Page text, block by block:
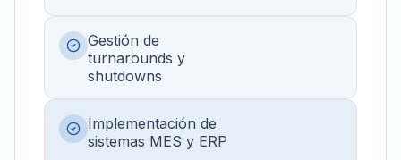
Gestión de
turnarounds y
shutdowns
Implementación de
sistemas MES y ERP